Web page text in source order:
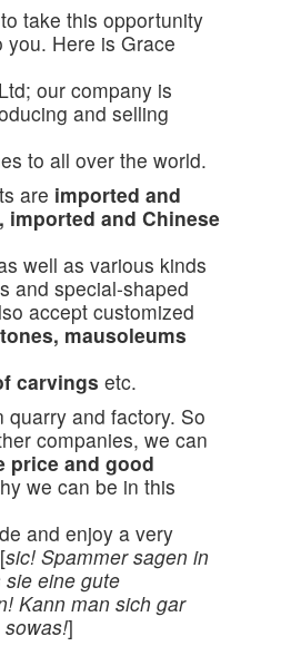
take this opportunity
Here is Grace
our company is
and selling
to all over the world.
are imported and
imported and Chinese
well as various kinds
and special-shaped
accept customized
mausoleums
carvings etc.
quarry and factory. So
companies, we can
price and good
we can be in this
and enjoy a very
sic! Spammer sagen in
eine gute
Kann man sich gar
]